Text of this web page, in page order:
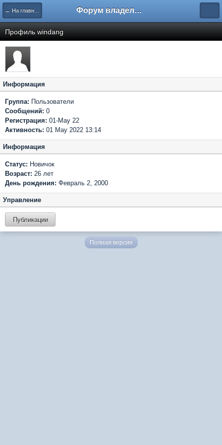
← На главную Форум владельцев интернет-магазинов
Профиль windang
Информация
Группа: Пользователи
Сообщений: 0
Регистрация: 01-May 22
Активность: 01 May 2022 13:14
Информация
Статус: Новичок
Возраст: 26 лет
День рождения: Февраль 2, 2000
Управление
Публикации
Полная версия